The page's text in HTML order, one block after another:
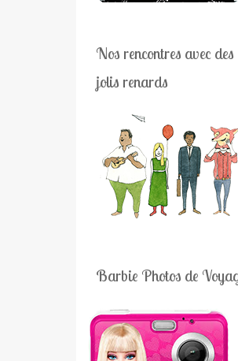
Nos rencontres avec des
jolis renards
Barbie Photos de